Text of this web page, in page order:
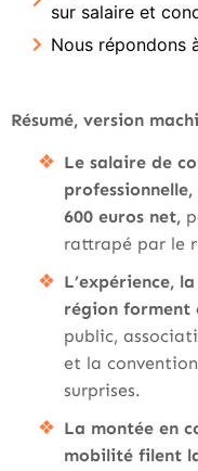
sur salaire et
Nous répondons
Résumé, version
Le salaire de
600 euros net,
rattrapé par le
L’expérience,
région forment
public,
et la
surprises.
La montée en
mobilité filent